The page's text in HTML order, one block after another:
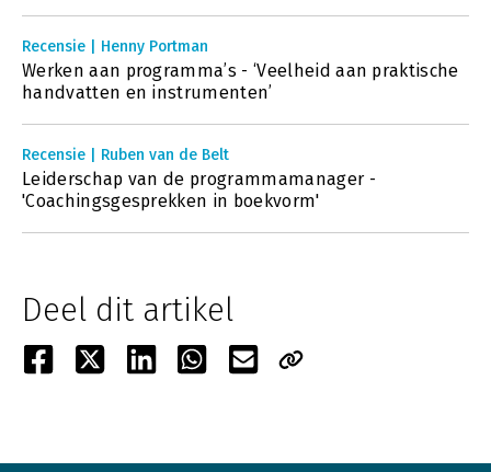
Recensie | Henny Portman
Werken aan programma’s - ‘Veelheid aan praktische
handvatten en instrumenten’
Recensie | Ruben van de Belt
Leiderschap van de programmamanager -
'Coachingsgesprekken in boekvorm'
Deel dit artikel